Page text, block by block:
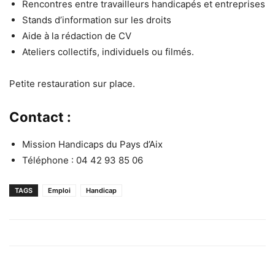
Rencontres entre travailleurs handicapés et entreprises
Stands d’information sur les droits
Aide à la rédaction de CV
Ateliers collectifs, individuels ou filmés.
Petite restauration sur place.
Contact :
Mission Handicaps du Pays d’Aix
Téléphone : 04 42 93 85 06
TAGS Emploi Handicap